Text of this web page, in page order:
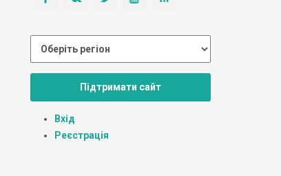
Підтримати сайт
Вхід
Реєстрація